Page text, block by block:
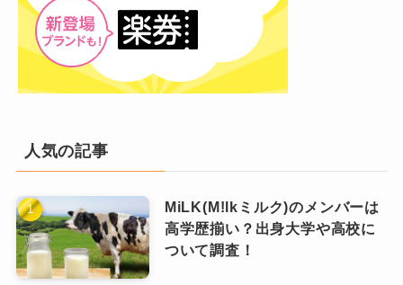
人気の記事
MiLK(M!lkミルク)のメンバーは
高学歴揃い？出身大学や高校に
ついて調査！